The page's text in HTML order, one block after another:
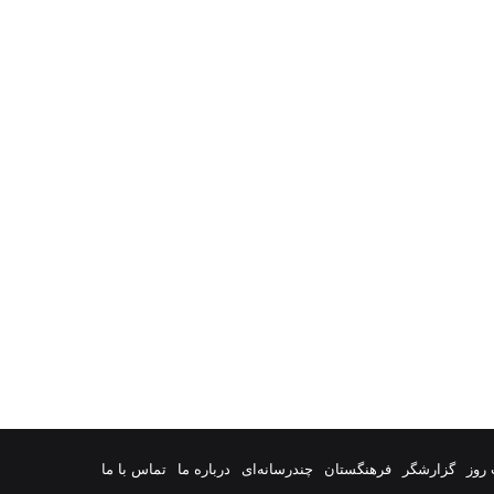
گزارشگر فرهنگستان چندرسانه‌ای درباره ما تماس با ما